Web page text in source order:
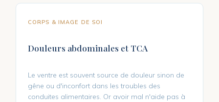
CORPS & IMAGE DE SOI
Douleurs abdominales et TCA
Le ventre est souvent source de douleur sinon de
gêne ou d'inconfort dans les troubles des
conduites alimentaires. Or avoir mal n'aide pas à